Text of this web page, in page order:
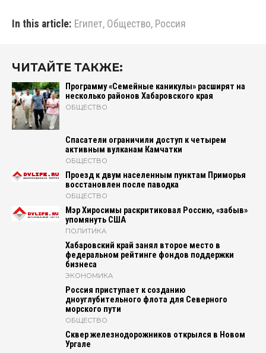
In this article: Египет, Общество, Россия
ЧИТАЙТЕ ТАКЖЕ:
Программу «Семейные каникулы» расширят на
несколько районов Хабаровского края
ОБЩЕСТВО
Спасатели ограничили доступ к четырем
активным вулканам Камчатки
ОБЩЕСТВО
Проезд к двум населенным пунктам Приморья
восстановлен после паводка
ОБЩЕСТВО
Мэр Хиросимы раскритиковал Россию, «забыв»
упомянуть США
ПОЛИТИКА
Хабаровский край занял второе место в
федеральном рейтинге фондов поддержки
бизнеса
ЭКОНОМИКА
Россия приступает к созданию
дноуглубительного флота для Северного
морского пути
ОБЩЕСТВО
Сквер железнодорожников открылся в Новом
Ургале